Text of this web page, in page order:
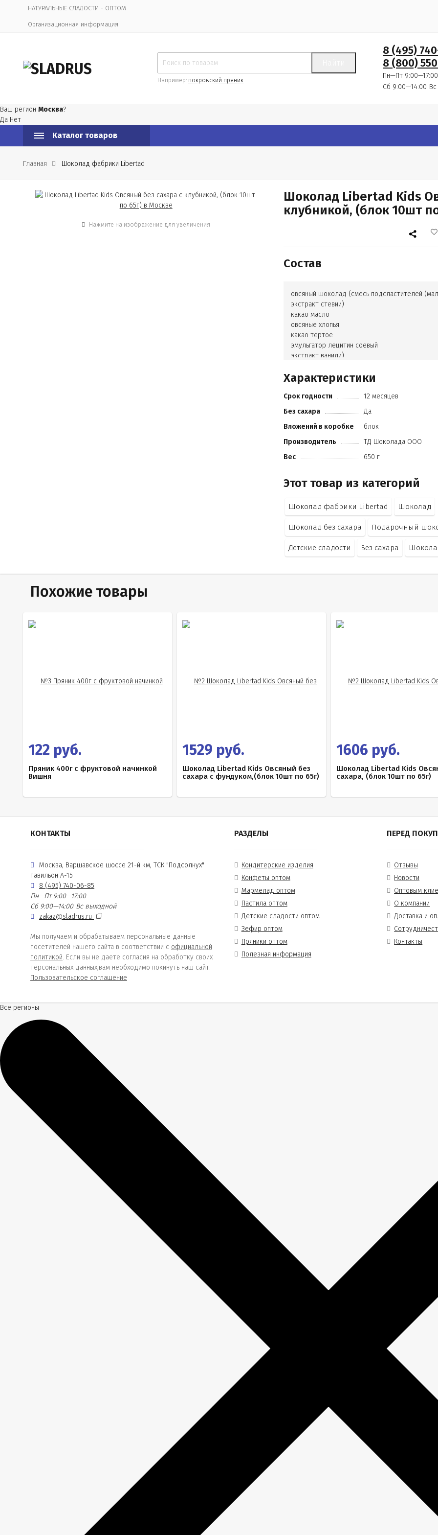
НАТУРАЛЬНЫЕ СЛАДОСТИ - ОПТОМ
Организационная информация
Например: покровский пряник
8 (495)
8 (800)
Пн—Пт 9:00—17:00
Сб 9:00—14:00
Ваш регион Москва?
Да Нет
Каталог товаров
Главная Шоколад фабрики Libertad
Нажмите на изображение для увеличения
Шоколад Libertad Kids
клубникой, (блок 10шт
Состав
овсяный шоколад (смесь подсластителей
экстракт стевии)
какао масло
овсяные хлопья
какао тертое
эмульгатор лецитин соевый
экстракт ванили)
Характеристики
Срок годности
12 месяцев
Без сахара
Да
Вложений в коробке
блок
Производитель
ТД Шоколада ООО
Вес
650 г
Этот товар из категорий
Шоколад фабрики Libertad Шоколад
Шоколад без сахара Подарочный
Детские сладости Без сахара
Похожие товары
122 руб.
Пряник 400г с фруктовой начинкой
Вишня
1529 руб.
Шоколад Libertad Kids Овсяный без
сахара с фундуком,(блок 10шт по 65г)
1606 руб.
Шоколад Libertad Kids
сахара, (блок 10шт по 65г)
КОНТАКТЫ
Москва, Варшавское шоссе 21-й км, ТСК "Подсолнух"
павильон А-15
8 (495) 740-06-85
Пн—Пт 9:00—17:00
Сб 9:00—14:00 Вс выходной
zakaz@sladrus.ru
Мы получаем и обрабатываем персональные данные
посетителей нашего сайта в соответствии с официальной
политикой. Если вы не даете согласия на обработку своих
персональных данных,вам необходимо покинуть наш сайт.
Пользовательское соглашение
РАЗДЕЛЫ
Кондитерские изделия
Конфеты оптом
Мармелад оптом
Пастила оптом
Детские сладости оптом
Зефир оптом
Пряники оптом
Полезная информация
ПЕРЕД
Отзывы
Новости
Оптовым
О компании
Доставка и
Контакты
Все регионы